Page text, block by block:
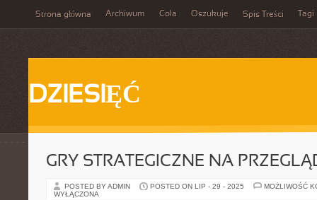
Strona główna Archiwum Cola Oszukuje Spis Treści Tagi
DZIESIĘĆ
GRY STRATEGICZNE NA
POSTED BY ADMIN POSTED ON LIP - 29 - 2025
MOŻLIWOŚĆ
WYŁĄCZONA